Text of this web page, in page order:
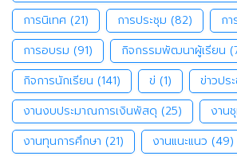
การนิเทศ (21) การประชุม (82) กา
การอบรม (91) กิจกรรมพัฒนาผู้เรียน
กิจการนักเรียน (141) ข่ (1) ข่าวปร
งานงบประมาณการเงินพัสดุ (25) งาน
งานทุนการศึกษา (21) งานแนะแนว (49)